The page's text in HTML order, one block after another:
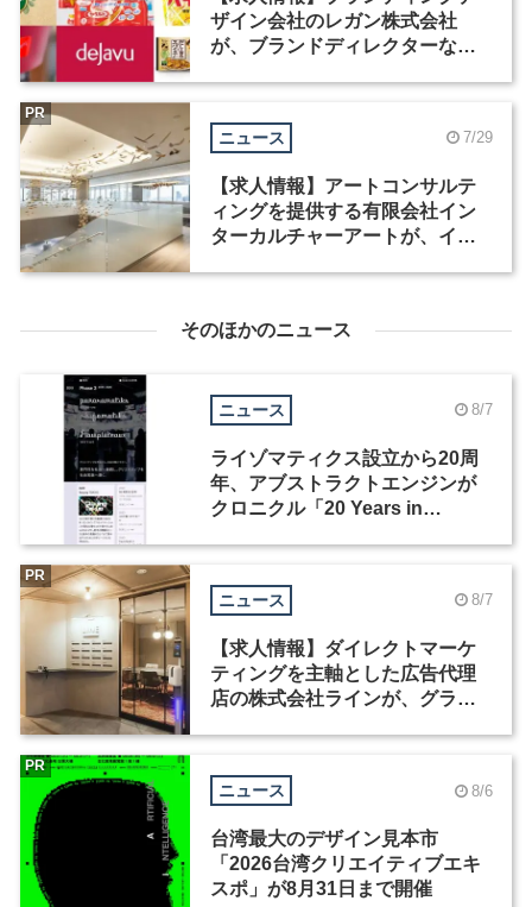
ザイン会社のレガン株式会社
が、ブランドディレクターなど3
ニュース 7/29
【求人情報】アートコンサルテ
ィングを提供する有限会社イン
ターカルチャーアートが、イン
PR
そのほかのニュース
ニュース 8/7
ライゾマティクス設立から20周
年、アブストラクトエンジンが
クロニクル「20 Years in
ニュース 8/7
【求人情報】ダイレクトマーケ
ティングを主軸とした広告代理
店の株式会社ラインが、グラフ
PR
ニュース 8/6
台湾最大のデザイン見本市
「2026台湾クリエイティブエキ
スポ」が8月31日まで開催
PR